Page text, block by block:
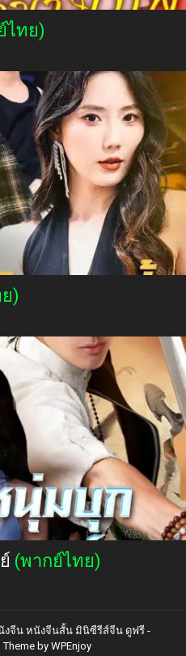
ไทย)
)
(พากย์ไทย)
งจีน หนังจีนสั้น มินิซีรีส์จีน ดูฟรี -
by WPEnjoy